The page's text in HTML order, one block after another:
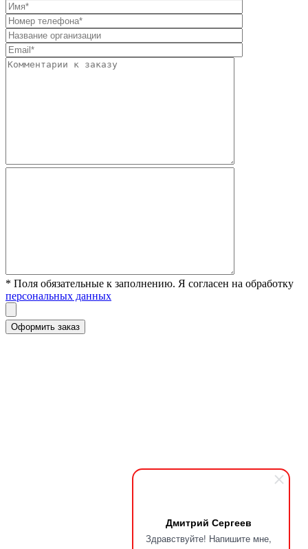
Дмитрий Сергеев
Здравствуйте! Напишите мне,
* Поля обязательные к заполнению. Я согласен на обработку
персональных данных